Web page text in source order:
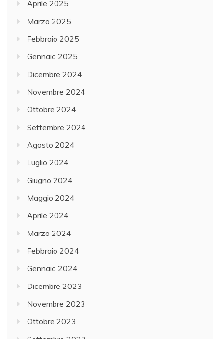
Aprile 2025
Marzo 2025
Febbraio 2025
Gennaio 2025
Dicembre 2024
Novembre 2024
Ottobre 2024
Settembre 2024
Agosto 2024
Luglio 2024
Giugno 2024
Maggio 2024
Aprile 2024
Marzo 2024
Febbraio 2024
Gennaio 2024
Dicembre 2023
Novembre 2023
Ottobre 2023